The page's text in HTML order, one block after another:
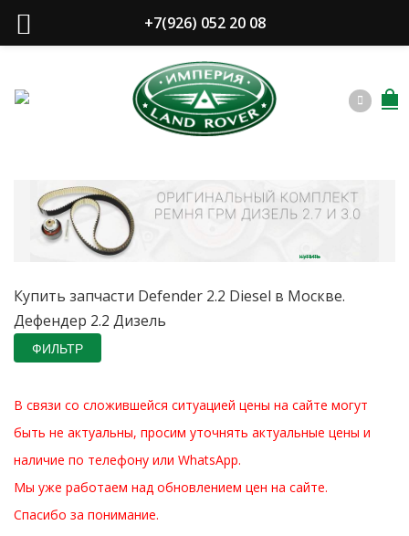
купить
Купить запчасти Defender 2.2 Diesel в Москве.
Дефендер 2.2 Дизель
ФИЛЬТР
В связи со сложившейся ситуацией цены на сайте могут
быть не актуальны, просим уточнять актуальные цены и
наличие по телефону или WhatsApp.
Мы уже работаем над обновлением цен на сайте.
Спасибо за понимание.
+7(926) 052 20 08